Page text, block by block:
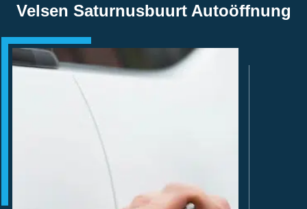
Velsen Saturnusbuurt Autoöffnung